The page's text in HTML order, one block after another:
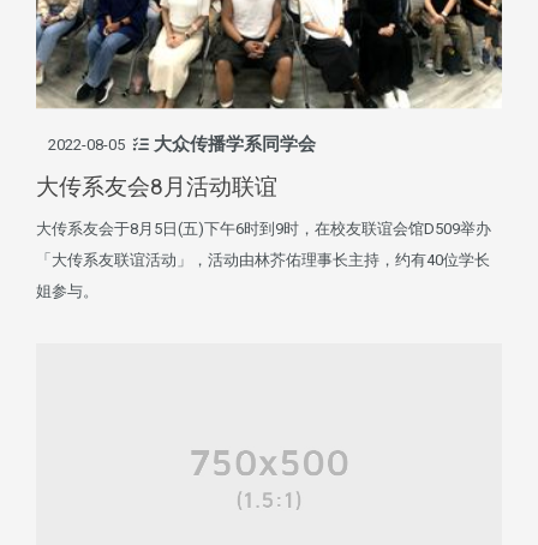
2022-08-05 大众传播学系同学会
大传系友会8月活动联谊
大传系友会于8月5日(五)下午6时到9时，在校友联谊会馆D509举办
「大传系友联谊活动」，活动由林芥佑理事长主持，约有40位学长
姐参与。